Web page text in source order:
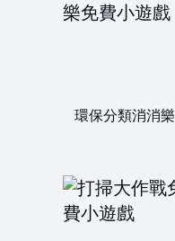
環保分類消消樂